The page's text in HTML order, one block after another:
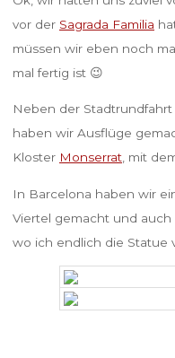
vor der Sagrada Familia
müssen wir eben noch
mal fertig ist 😉
Neben der
haben wir Ausflüge
Kloster Monserrat, mit
In Barcelona haben wir
Viertel gemacht und auch
wo ich endlich die Statue